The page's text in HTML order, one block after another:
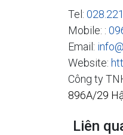
Tel:
Mobile: :
Email:
Website:
Công ty
896A/29
Liên